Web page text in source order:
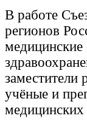
В работе
регионов
медицинские
заместители
учёные и
медицинских